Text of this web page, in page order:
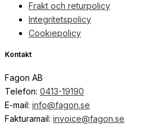
Frakt och returpolicy
Integritetspolicy
Cookiepolicy
Kontakt
Fagon AB
Telefon: 0413-19190
E-mail: info@fagon.se
Fakturamail: invoice@fagon.se